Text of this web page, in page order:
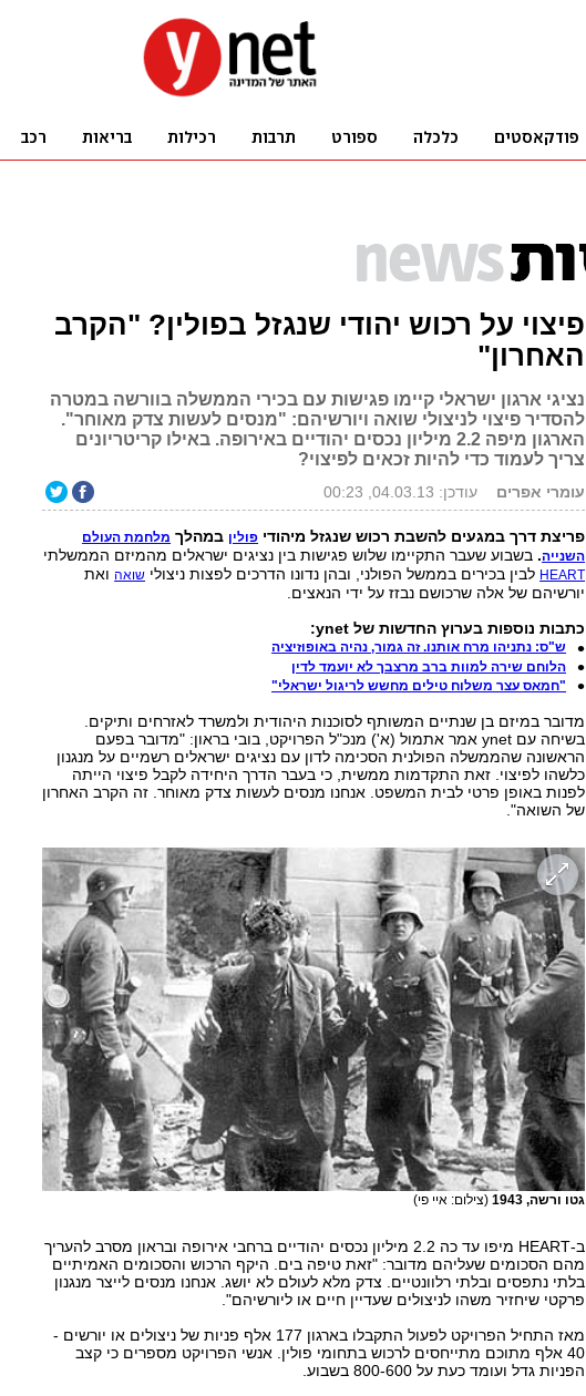
פיצוי על רכוש יהודי שנגזל בפולין? "הקרב
האחרון"
נציגי ארגון ישראלי קיימו פגישות עם בכירי הממשלה בוורשה במטרה
להסדיר פיצוי לניצולי שואה ויורשיהם: "מנסים לעשות צדק מאוחר".
הארגון מיפה 2.2 מיליון נכסים יהודיים באירופה. באילו קריטריונים
צריך לעמוד כדי להיות זכאים לפיצוי?
עומרי אפרים עודכן: 04.03.13, 00:23
פריצת דרך במגעים להשבת רכוש שנגזל מיהודי פולין במהלך מלחמת העולם
השנייה. בשבוע שעבר התקיימו שלוש פגישות בין נציגים ישראלים מהמיזם הממשלתי
HEART לבין בכירים בממשל הפולני, ובהן נדונו הדרכים לפצות ניצולי שואהואת
יורשיהם של אלה שרכושם נבזז על ידי הנאצים.
כתבות נוספות בערוץ החדשות של ynet:
ש"ס: נתניהו מרח אותנו. זה גמור, נהיה באופוזיציה
הלוחם שירה למוות ברב מרצבך לא יועמד לדין
"חמאס עצר משלוח טילים מחשש לריגול ישראלי"
מדובר במיזם בן שנתיים המשותף לסוכנות היהודית ולמשרד לאזרחים ותיקים.
בשיחה עם ynet אמר אתמול (א') מנכ"ל הפרויקט, בובי בראון: "מדובר בפעם
הראשונה שהממשלה הפולנית הסכימה לדון עם נציגים ישראלים רשמיים על מנגנון
כלשהו לפיצוי. זאת התקדמות ממשית, כי בעבר הדרך היחידה לקבל פיצוי הייתה
לפנות באופן פרטי לבית המשפט. אנחנו מנסים לעשות צדק מאוחר. זה הקרב האחרון
של השואה".
גטו ורשה, 1943 (צילום: איי פי)
ב-HEART מיפו עד כה 2.2 מיליון נכסים יהודיים ברחבי אירופה ובראון מסרב להעריך
מהם הסכומים שעליהם מדובר: "זאת טיפה בים. היקף הרכוש והסכומים האמיתיים
בלתי נתפסים ובלתי רלוונטיים. צדק מלא לעולם לא יושג. אנחנו מנסים לייצר מנגנון
פרקטי שיחזיר משהו לניצולים שעדיין חיים או ליורשיהם".
מאז התחיל הפרויקט לפעול התקבלו בארגון 177 אלף פניות של ניצולים או יורשים -
40 אלף מתוכם מתייחסים לרכוש בתחומי פולין. אנשי הפרויקט מספרים כי קצב
הפניות גדל ועומד כעת על 800-600 בשבוע.